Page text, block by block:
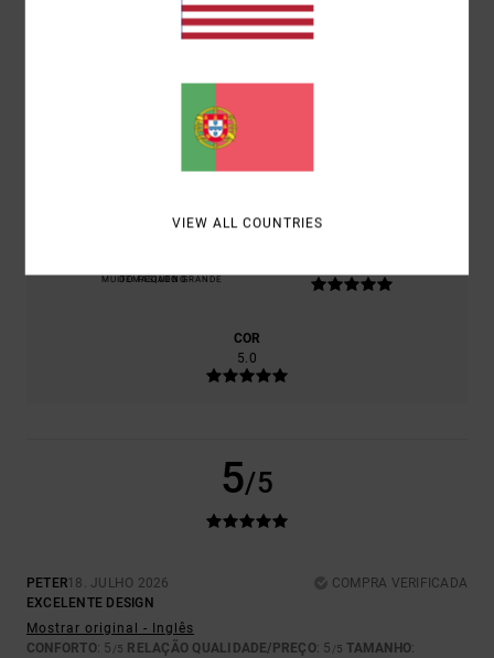
PRODUTO
5.0
5.0
MUITO PEQUENO
DEMASIADO GRANDE
COR
5.0
5/5
PETER18. JULHO 2026
COMPRA VERIFICADA
EXCELENTE DESIGN
Mostrar original - Inglês
CONFORTO: 5 /5 RELAÇÃO QUALIDADE/PREÇO: 5 /5 TAMANHO:
VIEW ALL COUNTRIES